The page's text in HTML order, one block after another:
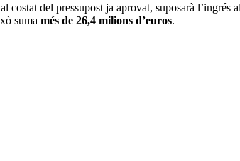
costat del pressupost ja aprovat, suposarà l’ingrés
suma més de 26,4 milions d’euros.